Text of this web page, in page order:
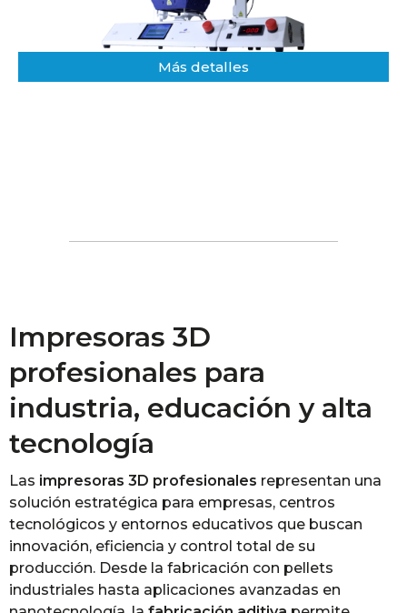
Más detalles​
Impresoras 3D
profesionales para
industria, educación y alta
tecnología
Las impresoras 3D profesionales representan una
solución estratégica para empresas, centros
tecnológicos y entornos educativos que buscan
innovación, eficiencia y control total de su
producción. Desde la fabricación con pellets
industriales hasta aplicaciones avanzadas en